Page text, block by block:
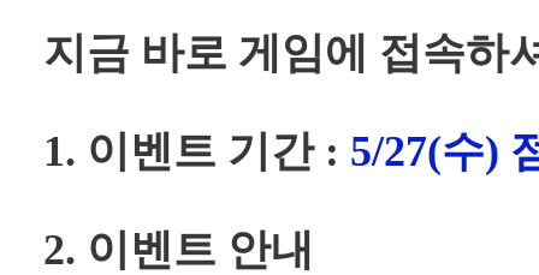
지금 바로 게임에 접속하
1. 이벤트 기간 : 5/27(수)
2. 이벤트 안내